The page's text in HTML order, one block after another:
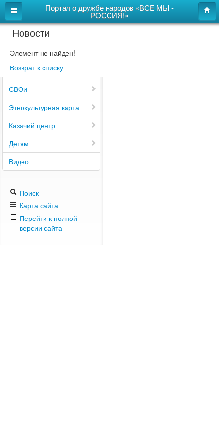
Портал о дружбе народов «ВСЕ МЫ -
РОССИЯ!»
Главная
Дом дружбы народов
Новости
СВОи
Этнокультурная карта
Казачий центр
Детям
Видео
Поиск
Карта сайта
Перейти к полной
версии сайта
Новости
Элемент не найден!
Возврат к списку